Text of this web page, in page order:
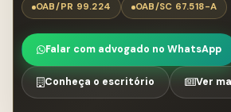
OAB/PR 99.224
OAB/SC 67.518-A
Falar com advogado no WhatsApp
Conheça o escritório Ver